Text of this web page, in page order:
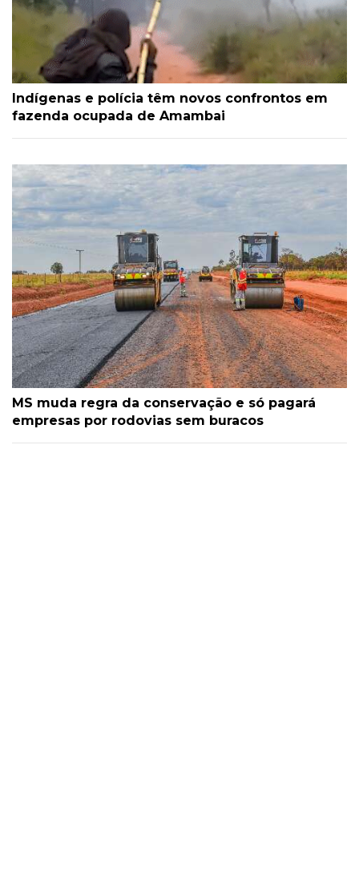
Indígenas e polícia têm novos confrontos em
fazenda ocupada de Amambai
MS muda regra da conservação e só pagará
empresas por rodovias sem buracos